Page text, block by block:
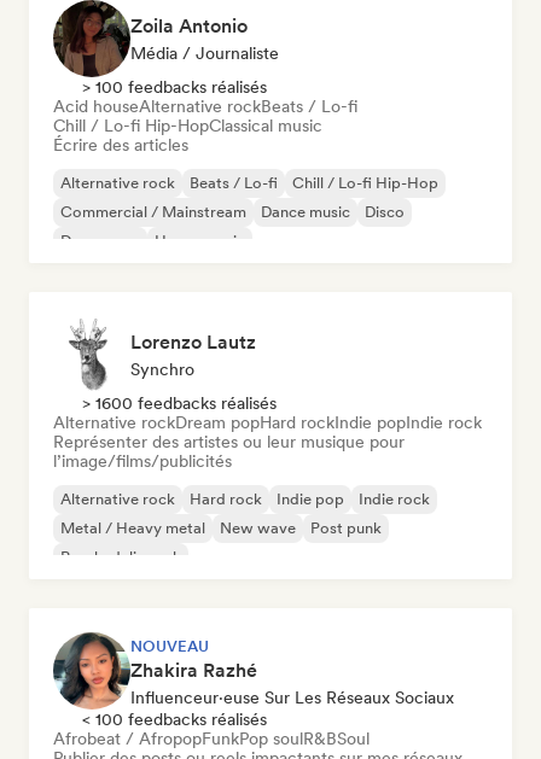
Zoila Antonio
Média / Journaliste
> 100 feedbacks réalisés
Acid houseAlternative rockBeats / Lo-fi
Chill / Lo-fi Hip-HopClassical music
Écrire des articles
Alternative rock Beats / Lo-fi
Chill / Lo-fi Hip-Hop
Commercial / Mainstream
Dance music
Disco
Dream pop
House music
Lorenzo Lautz
Synchro
> 1600 feedbacks réalisés
Alternative rockDream popHard rockIndie popIndie rock
Représenter des artistes ou leur musique pour
l’image/films/publicités
Alternative rock Hard rock Indie pop
Indie rock
Metal / Heavy metal
New wave
Post punk
Psychedelic rock
NOUVEAU
Zhakira Razhé
Influenceur·euse Sur Les Réseaux Sociaux
< 100 feedbacks réalisés
Afrobeat / AfropopFunkPop soulR&BSoul